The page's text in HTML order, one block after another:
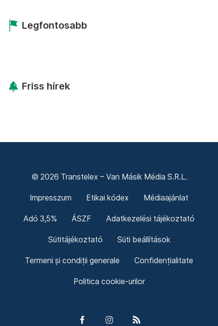
Legfontosabb
Friss hírek
© 2026 Transtelex – Van Másik Média S.R.L.
Impresszum Etikai kódex Médiaajánlat
Adó 3,5% ÁSZF Adatkezelési tájékoztató
Sütitájékoztató Süti beállítások
Termeni și condiții generale Confidențialitate
Politica cookie-urilor